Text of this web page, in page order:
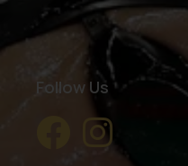
Follow Us